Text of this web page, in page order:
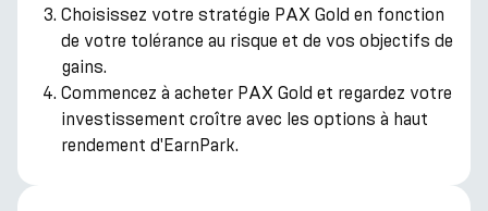
Choisissez votre stratégie PAX Gold en fonction
de votre tolérance au risque et de vos objectifs de
gains.
Commencez à acheter PAX Gold et regardez votre
investissement croître avec les options à haut
rendement d'EarnPark.